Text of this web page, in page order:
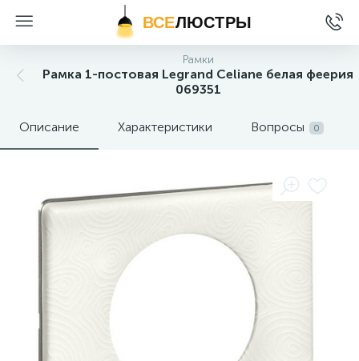
ВСЕЛЮСТРЫ
Рамки
Рамка 1-постовая Legrand Celiane белая феерия
069351
Описание Характеристики Вопросы 0